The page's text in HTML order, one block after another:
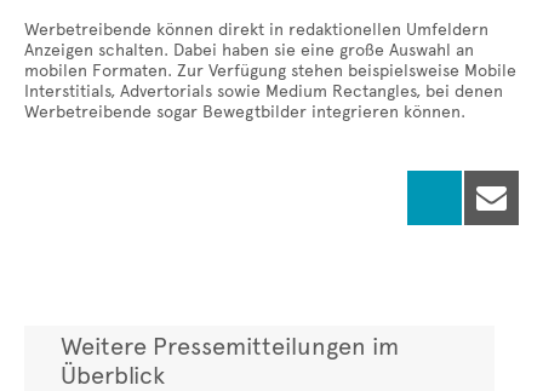
Werbetreibende können direkt in redaktionellen Umfeldern
Anzeigen schalten. Dabei haben sie eine große Auswahl an
mobilen Formaten. Zur Verfügung stehen beispielsweise Mobile
Interstitials, Advertorials sowie Medium Rectangles, bei denen
Werbetreibende sogar Bewegtbilder integrieren können.

Weitere Pressemitteilungen im
Überblick